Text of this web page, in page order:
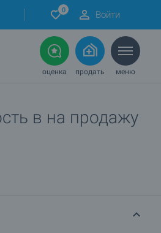
0 Войти
оценка продать меню
в на продажу